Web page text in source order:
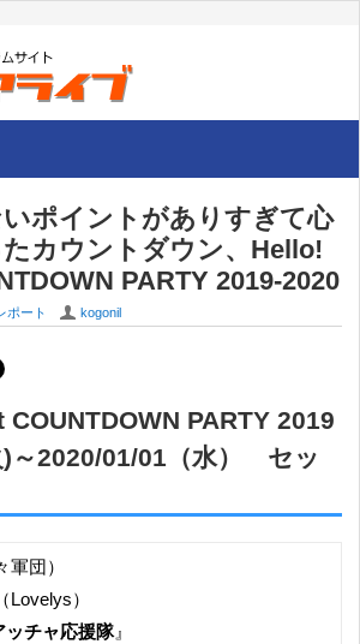
ポイントがありすぎて心
カウントダウン、Hello!
PARTY 2019-2020
ポート U kogonil
PARTY 2019
)～2020/01/01（水） セッ
軍団）
Lovelys）
ッチャ応援隊』